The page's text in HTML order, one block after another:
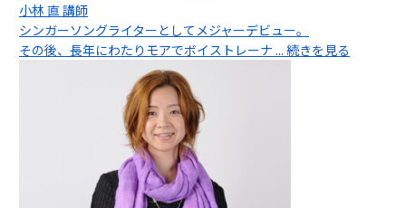
小林 直 講師
シンガーソングライターとしてメジャーデビュー。
その後、長年にわたりモアでボイストレーナ ... 続きを見る